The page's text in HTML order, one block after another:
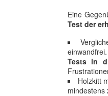
Eine
Test der
Tests in
Holzkitt
mindestens